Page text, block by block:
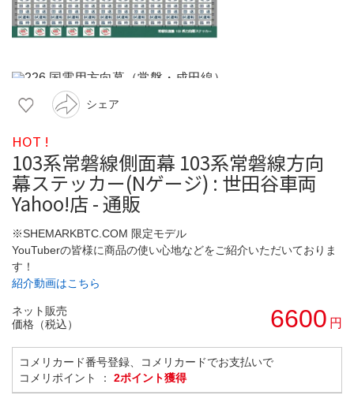
シェア
HOT !
103系常磐線側面幕 103系常磐線方向
幕ステッカー(Nゲージ) : 世田谷車両
Yahoo!店 - 通販
※SHEMARKBTC.COM 限定モデル
YouTuberの皆様に商品の使い心地などをご紹介いただいておりま
す！
紹介動画はこちら
ネット販売
価格（税込）
6600 円
コメリカード番号登録、コメリカードでお支払いで
コメリポイント ： 2ポイント獲得